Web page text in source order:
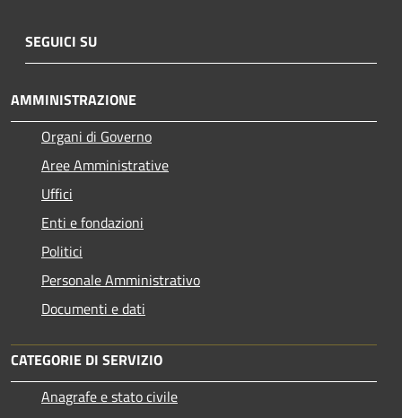
SEGUICI SU
AMMINISTRAZIONE
Organi di Governo
Aree Amministrative
Uffici
Enti e fondazioni
Politici
Personale Amministrativo
Documenti e dati
CATEGORIE DI SERVIZIO
Anagrafe e stato civile